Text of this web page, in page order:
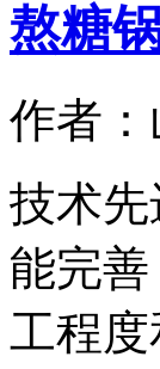
熬糖
作者
技术
能完
工程